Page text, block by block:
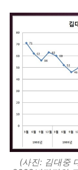
(사진: 김대중